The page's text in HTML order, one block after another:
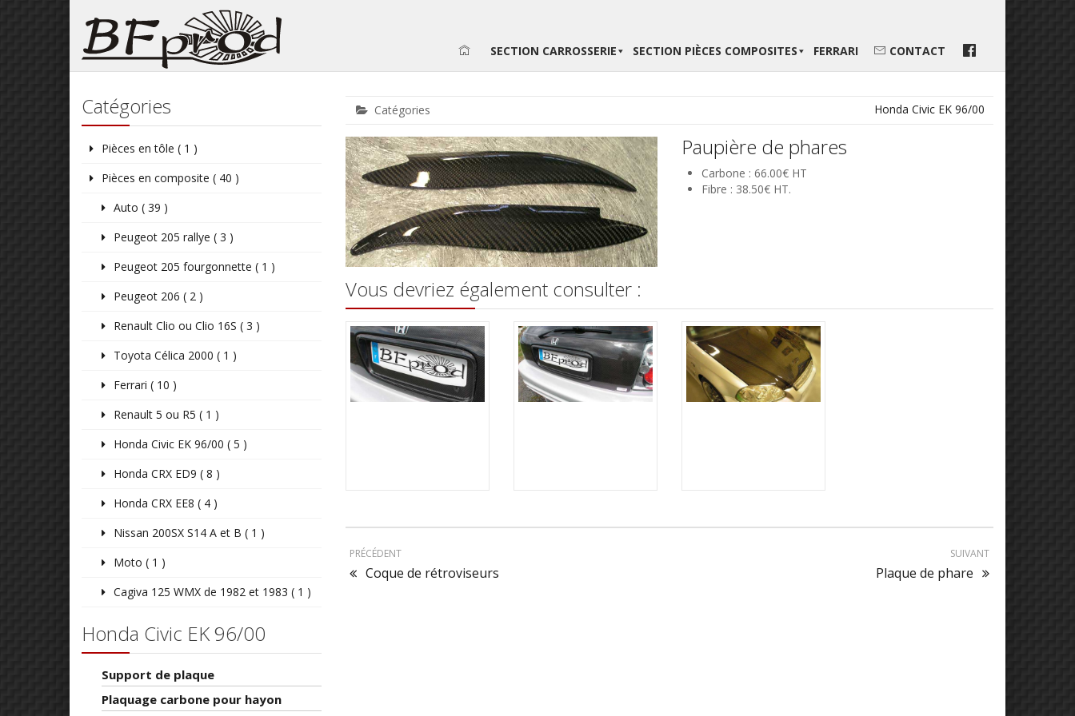
SECTION CARROSSERIE SECTION PIÈCES COMPOSITES FERRARI CONTACT
Catégories Honda Civic EK 96/00
Paupière de phares
Carbone : 66.00€ HT
Fibre : 38.50€ HT.
Vous devriez également consulter :
Support de
plaque
Plaquage
carbone
pour hayon
Capot
PRÉCÉDENT
Coque de rétroviseurs
SUIVANT
Plaque de phare
Catégories
Pièces en tôle ( 1 )
Pièces en composite ( 40 )
Auto ( 39 )
Peugeot 205 rallye ( 3 )
Peugeot 205 fourgonnette ( 1 )
Peugeot 206 ( 2 )
Renault Clio ou Clio 16S ( 3 )
Toyota Célica 2000 ( 1 )
Ferrari ( 10 )
Renault 5 ou R5 ( 1 )
Honda Civic EK 96/00 ( 5 )
Honda CRX ED9 ( 8 )
Honda CRX EE8 ( 4 )
Nissan 200SX S14 A et B ( 1 )
Moto ( 1 )
Cagiva 125 WMX de 1982 et 1983 ( 1 )
Honda Civic EK 96/00
Support de plaque
Plaquage carbone pour hayon